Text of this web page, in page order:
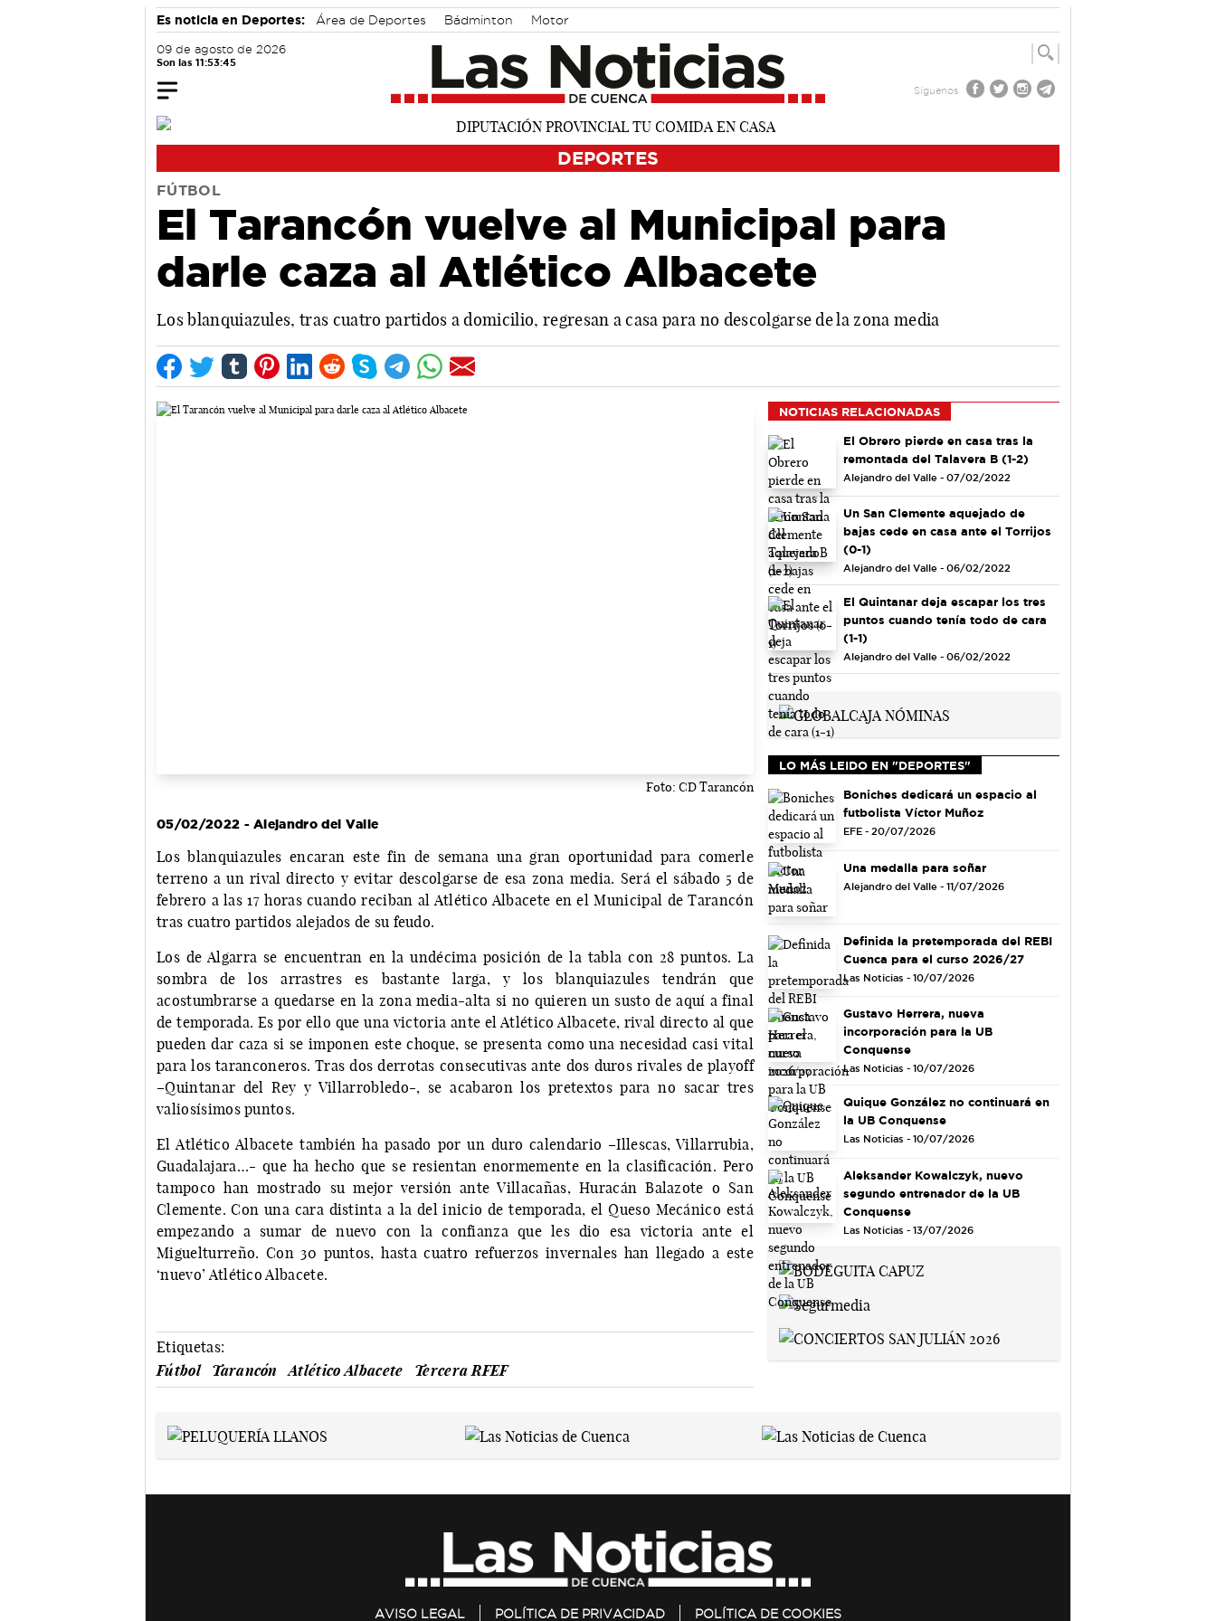
Es noticia en Deportes: Área de Deportes Bádminton Motor
09 de agosto de 2026
Son las 11:53:46
Síguenos
DEPORTES
FÚTBOL
El Tarancón vuelve al Municipal para
darle caza al Atlético Albacete
Los blanquiazules, tras cuatro partidos a domicilio, regresan a casa para no descolgarse de la zona media
Foto: CD Tarancón
05/02/2022 - Alejandro del Valle
Los blanquiazules encaran este fin de semana una gran oportunidad para comerle
terreno a un rival directo y evitar descolgarse de esa zona media. Será el sábado 5 de
febrero a las 17 horas cuando reciban al Atlético Albacete en el Municipal de Tarancón
tras cuatro partidos alejados de su feudo.
Los de Algarra se encuentran en la undécima posición de la tabla con 28 puntos. La
sombra de los arrastres es bastante larga, y los blanquiazules tendrán que
acostumbrarse a quedarse en la zona media-alta si no quieren un susto de aquí a final
de temporada. Es por ello que una victoria ante el Atlético Albacete, rival directo al que
pueden dar caza si se imponen este choque, se presenta como una necesidad casi vital
para los taranconeros. Tras dos derrotas consecutivas ante dos duros rivales de playoff
–Quintanar del Rey y Villarrobledo-, se acabaron los pretextos para no sacar tres
valiosísimos puntos.
El Atlético Albacete también ha pasado por un duro calendario –Illescas, Villarrubia,
Guadalajara…- que ha hecho que se resientan enormemente en la clasificación. Pero
tampoco han mostrado su mejor versión ante Villacañas, Huracán Balazote o San
Clemente. Con una cara distinta a la del inicio de temporada, el Queso Mecánico está
empezando a sumar de nuevo con la confianza que les dio esa victoria ante el
Miguelturreño. Con 30 puntos, hasta cuatro refuerzos invernales han llegado a este
‘nuevo’ Atlético Albacete.
Etiquetas:
Fútbol
Tarancón Atlético Albacete Tercera RFEF
NOTICIAS RELACIONADAS
El Obrero pierde en casa tras la
remontada del Talavera B (1-2)
Alejandro del Valle - 07/02/2022
Un San Clemente aquejado de
bajas cede en casa ante el Torrijos
(0-1)
Alejandro del Valle - 06/02/2022
El Quintanar deja escapar los tres
puntos cuando tenía todo de cara
(1-1)
Alejandro del Valle - 06/02/2022
LO MÁS LEIDO EN "DEPORTES"
Boniches dedicará un espacio al
futbolista Víctor Muñoz
EFE - 20/07/2026
Una medalla para soñar
Alejandro del Valle - 11/07/2026
Definida la pretemporada del REBI
Cuenca para el curso 2026/27
Las Noticias - 10/07/2026
Gustavo Herrera, nueva
incorporación para la UB
Conquense
Las Noticias - 10/07/2026
Quique González no continuará en
la UB Conquense
Las Noticias - 10/07/2026
Aleksander Kowalczyk, nuevo
segundo entrenador de la UB
Conquense
Las Noticias - 13/07/2026
AVISO LEGAL POLÍTICA DE PRIVACIDAD POLÍTICA DE COOKIES